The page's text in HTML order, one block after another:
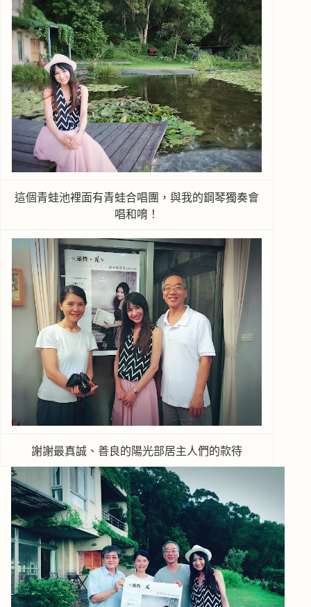
這個青蛙池裡面有青蛙合唱團，與我的鋼琴獨奏會
唱和唷！
謝謝最真誠、善良的陽光部居主人們的款待